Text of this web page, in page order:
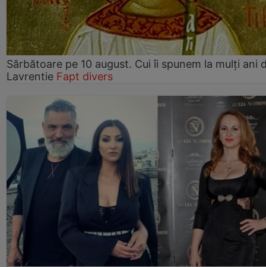
Sărbătoare pe 10 august. Cui îi spunem la mulți ani
Lavrentie Fapt divers